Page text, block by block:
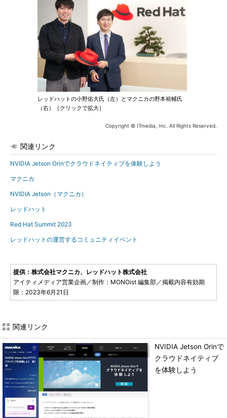
レッドハットの小野佑大氏（左）とマクニカの野本裕輔氏
（右）［クリックで拡大］
Copyright © ITmedia, Inc. All Rights Reserved.
関連リンク
NVIDIA Jetson Orinでクラウドネイティブを体験しよう
マクニカ
NVIDIA Jetson（マクニカ）
レッドハット
Red Hat Summit 2023
レッドハットの運営するコミュニティイベント
提供：株式会社マクニカ、レッドハット株式会社
アイティメディア営業企画／制作：MONOist 編集部／掲載内容有効期
限：2023年6月21日
関連リンク
NVIDIA Jetson Orinで
クラウドネイティブ
を体験しよう